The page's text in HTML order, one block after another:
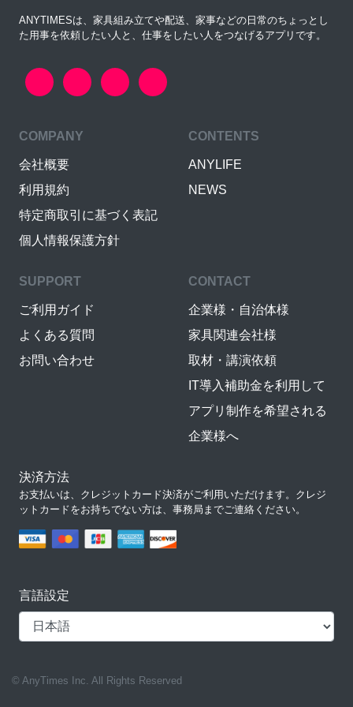
ANYTIMESは、家具組み立てや配送、家事などの日常のちょっとし
た用事を依頼したい人と、仕事をしたい人をつなげるアプリです。
COMPANY
会社概要
利用規約
特定商取引に基づく表記
個人情報保護方針
CONTENTS
ANYLIFE
NEWS
SUPPORT
ご利用ガイド
よくある質問
お問い合わせ
CONTACT
企業様・自治体様
家具関連会社様
取材・講演依頼
IT導入補助金を利用して
アプリ制作を希望される
企業様へ
決済方法
お支払いは、クレジットカード決済がご利用いただけます。クレジ
ットカードをお持ちでない方は、事務局までご連絡ください。
言語設定
© AnyTimes Inc. All Rights Reserved